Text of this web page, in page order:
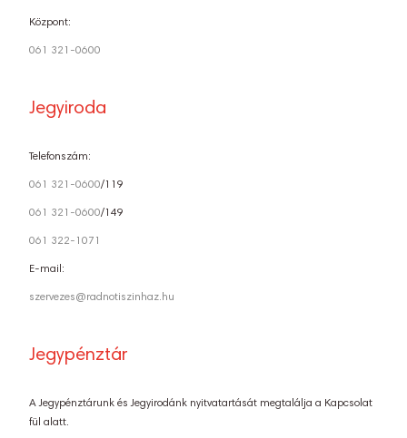
Központ:
061 321-0600
Jegyiroda
Telefonszám:
061 321-0600/119
061 321-0600/149
061 322-1071
E-mail:
szervezes@radnotiszinhaz.hu
Jegypénztár
A Jegypénztárunk és Jegyirodánk nyitvatartását megtalálja a Kapcsolat
fül alatt.